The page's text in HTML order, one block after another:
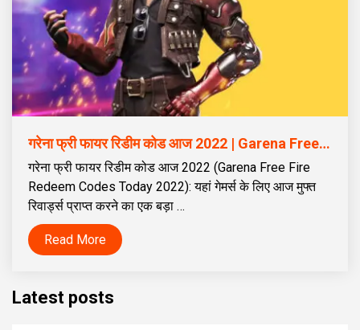
गरेना फ्री फायर रिडीम कोड आज 2022 | Garena Free Fire Redeem Codes Today 2022
गरेना फ्री फायर रिडीम कोड आज 2022 (Garena Free Fire
Redeem Codes Today 2022): यहां गेमर्स के लिए आज मुफ्त
रिवार्ड्स प्राप्त करने का एक बड़ा …
Read More
Latest posts